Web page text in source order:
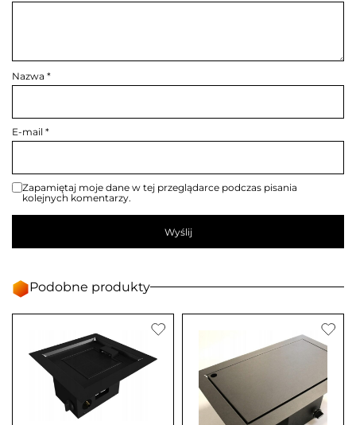
Nazwa *
E-mail *
Zapamiętaj moje dane w tej przeglądarce podczas pisania
kolejnych komentarzy.
Podobne produkty